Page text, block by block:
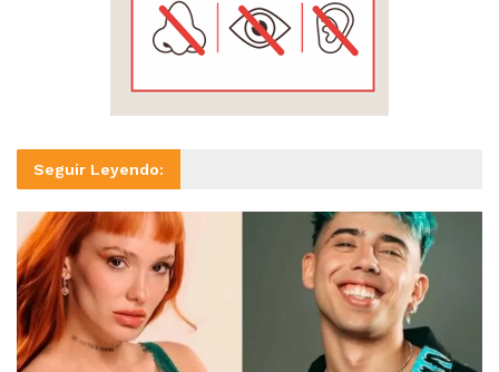
Seguir Leyendo: